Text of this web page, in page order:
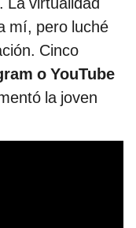
mí, pero luché
Cinco
o YouTube
la joven